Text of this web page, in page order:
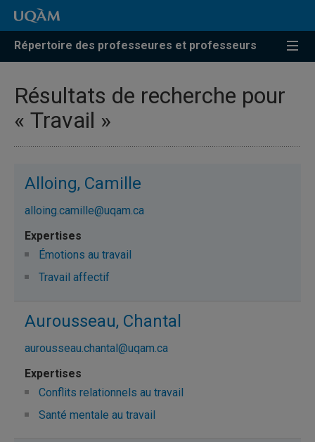
Répertoire des professeures et professeurs
Résultats de recherche pour
« Travail »
Alloing, Camille
alloing.camille@uqam.ca
Émotions au travail
Travail affectif
Aurousseau, Chantal
aurousseau.chantal@uqam.ca
Conflits relationnels au travail
Santé mentale au travail